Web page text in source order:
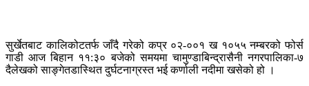
सुर्खेतबाट कालिकोटतर्फ जाँदै गरेको कप्र ०२-००१ ख १०५५ नम्बरको फोर्स
गाडी आज बिहान ११:३० बजेको समयमा चामुण्डाबिन्द्रासैनी नगरपालिका-७
दैलेखको साङ्गेतडास्थित दुर्घटनाग्रस्त भई कर्णाली नदीमा खसेको हो ।